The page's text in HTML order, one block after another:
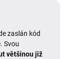
zaslán kód
Svou
většinou již